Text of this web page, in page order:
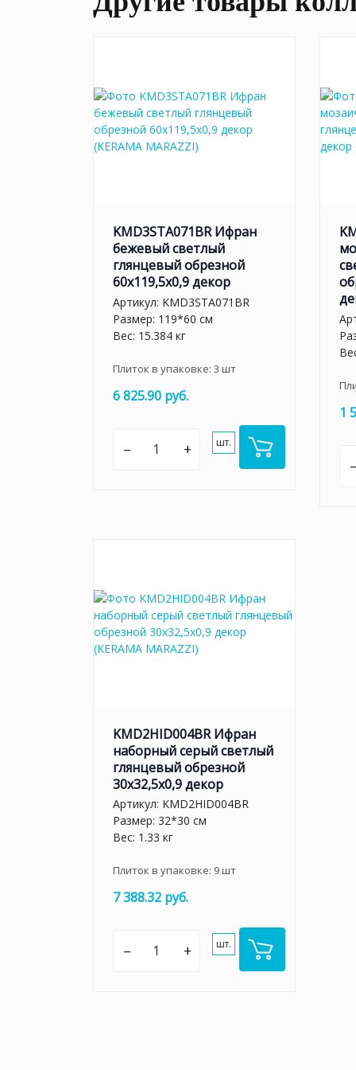
KMD3STA071BR Ифран
бежевый светлый
глянцевый обрезной
60x119,5x0,9 декор
Артикул: KMD3STA071BR
Размер: 119*60 см
Вес: 15.384 кг
Плиток в упаковке: 3 шт
6 825.90 руб.
– + шт.
1
KMD2HID004BR Ифран
наборный серый светлый
глянцевый обрезной
30x32,5x0,9 декор
Артикул: KMD2HID004BR
Размер: 32*30 см
Вес: 1.33 кг
Плиток в упаковке: 9шт
7 388.32 руб.
– + шт.